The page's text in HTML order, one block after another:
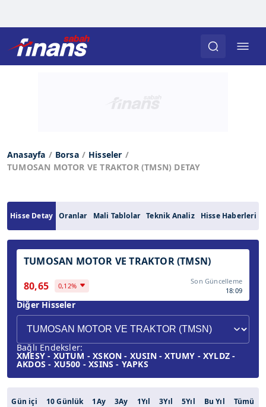
Anasayfa Borsa
Hisseler
TUMOSAN MOTOR VE TRAKTOR (TMSN) DETAY
Hisse Detay Oranlar Mali Tablolar Teknik Analiz Hisse Haberleri
TUMOSAN MOTOR VE TRAKTOR (TMSN)
80,65
0,12%
Son Güncelleme
18:09
Diğer Hisseler
Bağlı Endeksler:
XMESY - XUTUM - XSKON - XUSIN - XTUMY - XYLDZ -
AKDOS - XU500 - XSINS - YAPKS
Gün içi 10 Günlük 1Ay 3Ay 1Yıl 3Yıl 5Yıl Bu Yıl Tümü